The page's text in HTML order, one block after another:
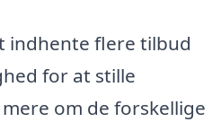
indhente flere tilbud
for at stille
om de forskellige